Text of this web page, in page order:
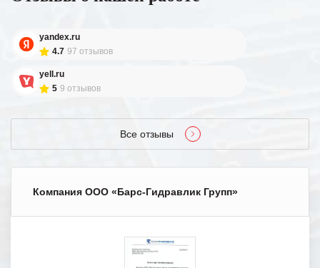
yandex.ru
4.7 97 отзывов
yell.ru
5 9 отзывов
Все отзывы
Компания ООО «Барс-Гидравлик Групп»